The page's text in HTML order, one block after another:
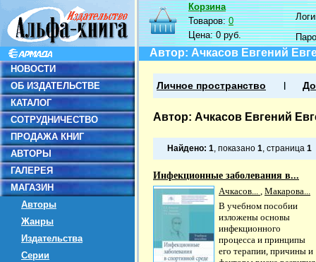
НОВОСТИ
ОБ ИЗДАТЕЛЬСТВЕ
КАТАЛОГ
СОТРУДНИЧЕСТВО
ПРОДАЖА КНИГ
АВТОРЫ
ГАЛЕРЕЯ
МАГАЗИН
Авторы
Жанры
Издательства
Серии
Корзина
Товаров:0
Цена:0 руб.
Автор: Ачкасов Евгений
Личное пространство
Автор: Ачкасов Евгений
Найдено: 1, показано 1, страница 1
Инфекционные заболевания в...
Ачкасов... , Макарова...
В учебном пособии
изложены основы
инфекционного
процесса и принципы
его терапии, причины и